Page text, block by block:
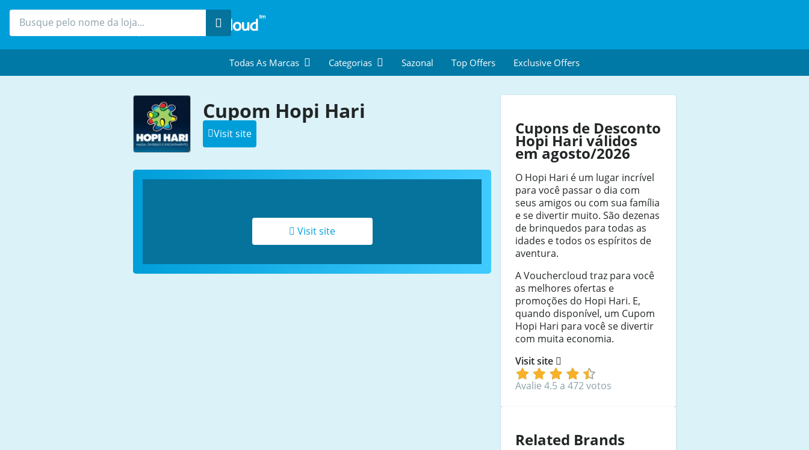
Procure
Todas As Marcas Categorias Sazonal Top Offers Exclusive Offers
Cupom Hopi Hari
Visit site
Visit site
Cupons de Desconto
Hopi Hari válidos
em agosto/2026
O Hopi Hari é um lugar incrível
para você passar o dia com
seus amigos ou com sua família
e se divertir muito. São dezenas
de brinquedos para todas as
idades e todos os espíritos de
aventura.
A Vouchercloud traz para você
as melhores ofertas e
promoções do Hopi Hari. E,
quando disponível, um Cupom
Hopi Hari para você se divertir
com muita economia.
Visit site
Avalie 4.5 a 472 votos
Related Brands